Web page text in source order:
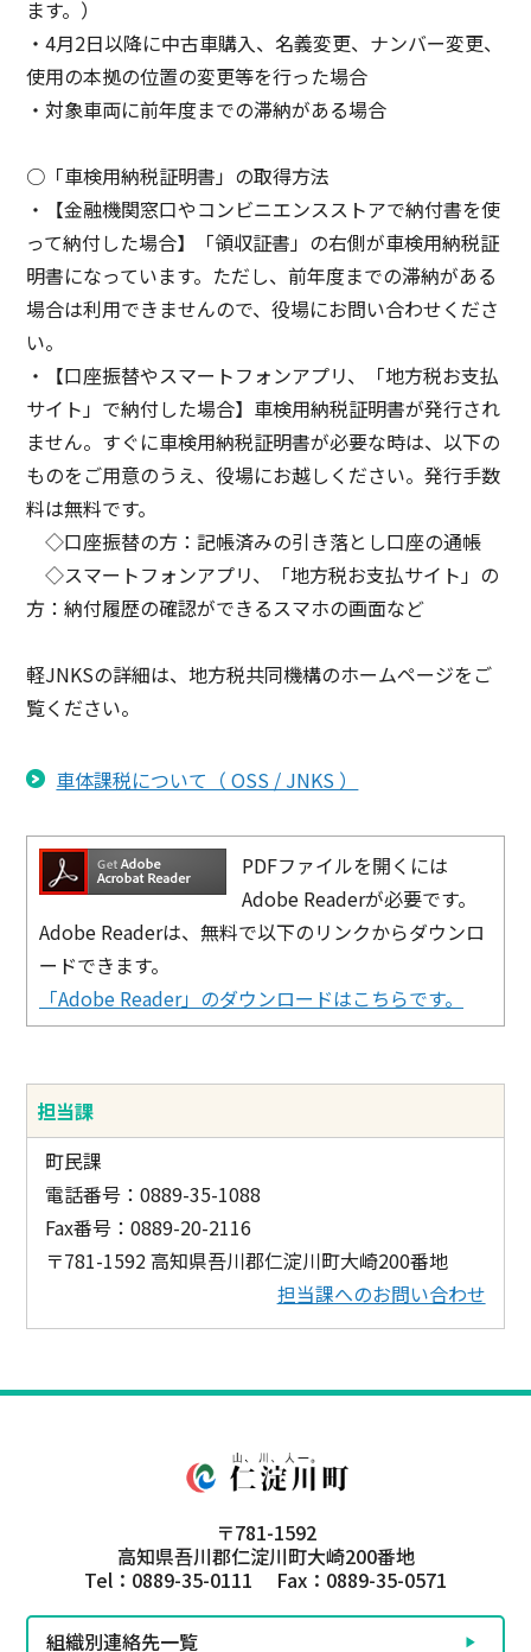
ます。）
・4月2日以降に中古車購入、名義変更、ナンバー変更、
使用の本拠の位置の変更等を行った場合
・対象車両に前年度までの滞納がある場合
○「車検用納税証明書」の取得方法
・【金融機関窓口やコンビニエンスストアで納付書を使
って納付した場合】「領収証書」の右側が車検用納税証
明書になっています。ただし、前年度までの滞納がある
場合は利用できませんので、役場にお問い合わせくださ
い。
・【口座振替やスマートフォンアプリ、「地方税お支払
サイト」で納付した場合】車検用納税証明書が発行され
ません。すぐに車検用納税証明書が必要な時は、以下の
ものをご用意のうえ、役場にお越しください。発行手数
料は無料です。
◇口座振替の方：記帳済みの引き落とし口座の通帳
◇スマートフォンアプリ、「地方税お支払サイト」の
方：納付履歴の確認ができるスマホの画面など
軽JNKSの詳細は、地方税共同機構のホームページをご
覧ください。
車体課税について（ OSS / JNKS ）
PDFファイルを開くには
Adobe Readerが必要です。
Adobe Readerは、無料で以下のリンクからダウンロ
ードできます。
「Adobe Reader」のダウンロードはこちらです。
担当課
町民課
電話番号：0889-35-1088
Fax番号：0889-20-2116
〒781-1592 高知県吾川郡仁淀川町大崎200番地
担当課へのお問い合わせ
〒781-1592
高知県吾川郡仁淀川町大崎200番地
Tel：0889-35-0111 Fax：0889-35-0571
組織別連絡先一覧